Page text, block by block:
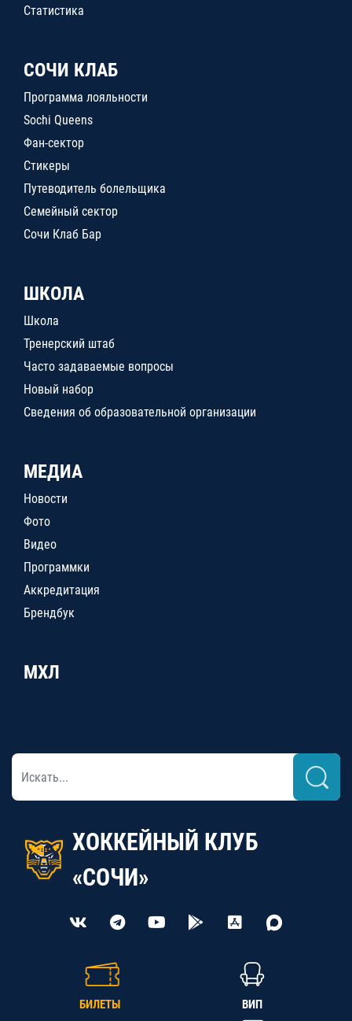
Статистика
СОЧИ КЛАБ
Программа лояльности
Sochi Queens
Фан-сектор
Стикеры
Путеводитель болельщика
Семейный сектор
Сочи Клаб Бар
ШКОЛА
Школа
Тренерский штаб
Часто задаваемые вопросы
Новый набор
Сведения об образовательной организации
МЕДИА
Новости
Фото
Видео
Программки
Аккредитация
Брендбук
МХЛ
ХОККЕЙНЫЙ КЛУБ
«СОЧИ»
БИЛЕТЫ ВИП